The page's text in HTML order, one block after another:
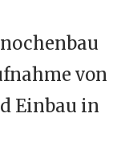
von
Einbau in